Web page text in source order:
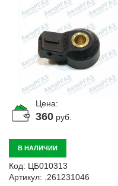
Цена:
360 руб.
В НАЛИЧИИ
Код: ЦБ010313
Артикул:
.261231046